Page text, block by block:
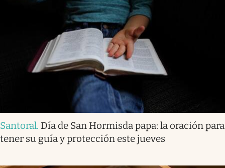
Santoral. Día de San Hormisda papa: la oración para
tener su guía y protección este jueves